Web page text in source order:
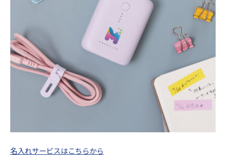
名入れサービスはこちらから